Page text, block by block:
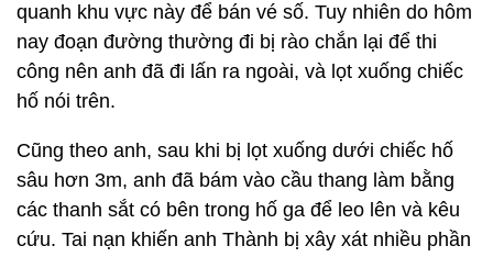
quanh khu vực này để bán vé số. Tuy nhiên do hôm
nay đoạn đường thường đi bị rào chắn lại để thi
công nên anh đã đi lấn ra ngoài, và lọt xuống chiếc
hố nói trên.
Cũng theo anh, sau khi bị lọt xuống dưới chiếc hố
sâu hơn 3m, anh đã bám vào cầu thang làm bằng
các thanh sắt có bên trong hố ga để leo lên và kêu
cứu. Tai nạn khiến anh Thành bị xây xát nhiều phần